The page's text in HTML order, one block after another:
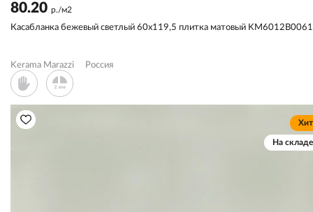
80.20 р./м2
Касабланка бежевый светлый 60x119,5 плитка матовый
Kerama Marazzi Россия
Хит
На складе